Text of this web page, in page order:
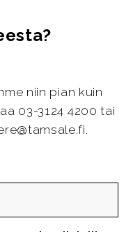
niin pian kuin
03-3124 4200 tai